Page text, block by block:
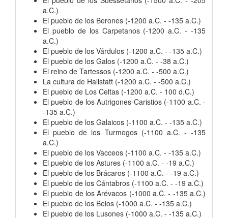
a.C.)
El pueblo de los Berones (-1200 a.C. - -135 a.C.)
El pueblo de los Carpetanos (-1200 a.C. - -135
a.C.)
El pueblo de los Várdulos (-1200 a.C. - -135 a.C.)
El pueblo de los Galos (-1200 a.C. - -38 a.C.)
El reino de Tartessos (-1200 a.C. - -500 a.C.)
La cultura de Hallstatt (-1200 a.C. - -500 a.C.)
El pueblo de Los Celtas (-1200 a.C. - 100 d.C.)
El pueblo de los Autrigones-Caristios (-1100 a.C. -
-135 a.C.)
El pueblo de los Galaicos (-1100 a.C. - -135 a.C.)
El pueblo de los Turmogos (-1100 a.C. - -135
a.C.)
El pueblo de los Vacceos (-1100 a.C. - -135 a.C.)
El pueblo de los Astures (-1100 a.C. - -19 a.C.)
El pueblo de los Brácaros (-1100 a.C. - -19 a.C.)
El pueblo de los Cántabros (-1100 a.C. - -19 a.C.)
El pueblo de los Arévacos (-1000 a.C. - -135 a.C.)
El pueblo de los Belos (-1000 a.C. - -135 a.C.)
El pueblo de los Lusones (-1000 a.C. - -135 a.C.)